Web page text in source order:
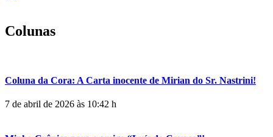
Colunas
Coluna da Cora: A Carta inocente de Mirian do Sr. Nastrini!
7 de abril de 2026 às 10:42 h